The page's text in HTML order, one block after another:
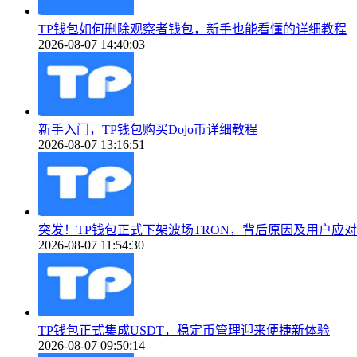
TP钱包如何删除观察者钱包，新手也能看懂的详细教程
2026-08-07 14:40:03
新手入门，TP钱包购买Dojo币详细教程
2026-08-07 13:16:51
突发！TP钱包正式下架波场TRON，背后原因及用户应
2026-08-07 11:54:30
TP钱包正式集成USDT，稳定币管理迎来便捷新体验
2026-08-07 09:50:14